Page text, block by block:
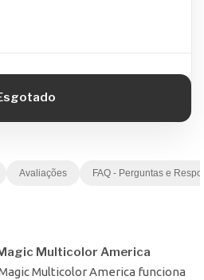
Avaliações FAQ - Perguntas e
Multicolor America
Multicolor America funciona